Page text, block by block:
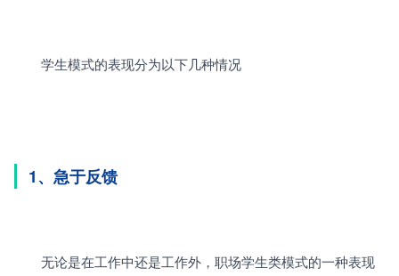
学生模式的表现分为以下几种情况
1、急于反馈
无论是在工作中还是工作外，职场学生类模式的一种表现